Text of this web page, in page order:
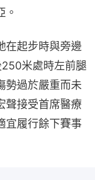
。
在起步時與旁邊
米處時左前腿
勢過於嚴重而未
聲接受首席醫療
宜履行餘下賽事